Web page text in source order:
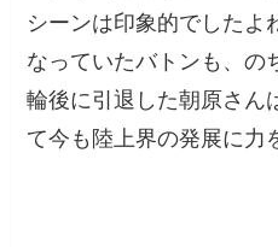
シーンは印象的でしたよ
なっていたバトンも、の
輪後に引退した朝原さん
て今も陸上界の発展に力